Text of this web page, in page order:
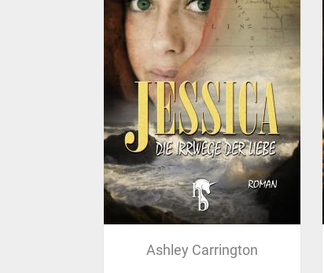
Ashley Carrington